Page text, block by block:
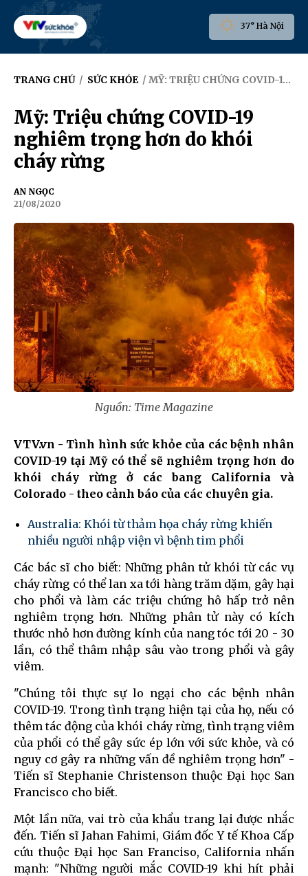
37° Hà Nội
TRANG CHỦ / SỨC KHỎE / MỸ: TRIỆU CHỨNG COVID-19 NGHIÊM TRỌNG HƠN DO KHÓI CHÁY RỪNG
Mỹ: Triệu chứng COVID-19
nghiêm trọng hơn do khói
cháy rừng
AN NGỌC
21/08/2020
Nguồn: Time Magazine
VTV.vn - Tình hình sức khỏe của các bệnh nhân
COVID-19 tại Mỹ có thể sẽ nghiêm trọng hơn do
khói cháy rừng ở các bang California và
Colorado - theo cảnh báo của các chuyên gia.
Australia: Khói từ thảm họa cháy rừng khiến
nhiều người nhập viện vì bệnh tim phổi
Các bác sĩ cho biết: Những phân tử khói từ các vụ
cháy rừng có thể lan xa tới hàng trăm dặm, gây hại
cho phổi và làm các triệu chứng hô hấp trở nên
nghiêm trọng hơn. Những phân tử này có kích
thước nhỏ hơn đường kính của nang tóc tới 20 - 30
lần, có thể thâm nhập sâu vào trong phổi và gây
viêm.
"Chúng tôi thực sự lo ngại cho các bệnh nhân
COVID-19. Trong tình trạng hiện tại của họ, nếu có
thêm tác động của khói cháy rừng, tình trạng viêm
của phổi có thể gây sức ép lớn với sức khỏe, và có
nguy cơ gây ra những vấn đề nghiêm trọng hơn" -
Tiến sĩ Stephanie Christenson thuộc Đại học San
Francisco cho biết.
Một lần nữa, vai trò của khẩu trang lại được nhắc
đến. Tiến sĩ Jahan Fahimi, Giám đốc Y tế Khoa Cấp
cứu thuộc Đại học San Franciso, California nhấn
mạnh: "Những người mắc COVID-19 khi hít phải